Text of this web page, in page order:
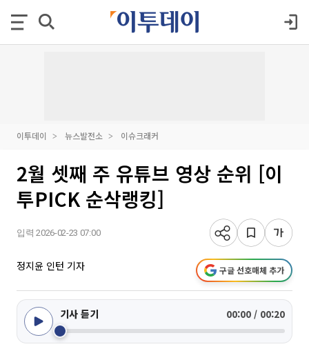
이투데이 뉴스발전소 이슈크래커
2월 셋째 주 유튜브 영상 순위 [이
투PICK 순삭랭킹]
입력 2026-02-23 07:00
정지윤 인턴 기자 구글 선호매체 추가
기사 듣기 00:00 / 00:20